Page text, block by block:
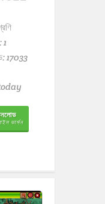
1
17033
ভার্সন